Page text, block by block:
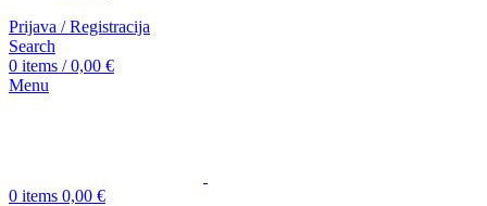
Prijava / Registracija
Search
0 items / 0,00 €
Menu
0 items 0,00 €